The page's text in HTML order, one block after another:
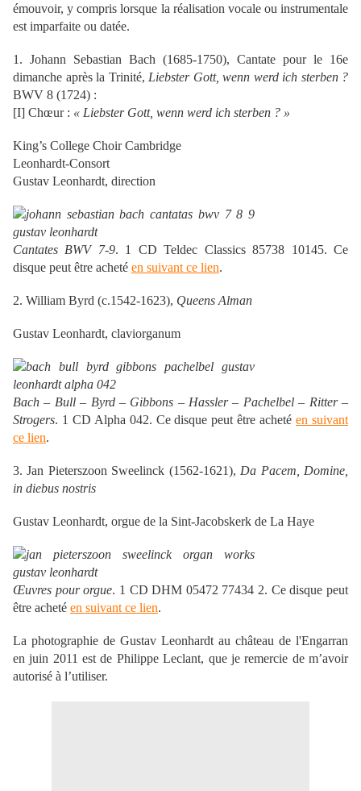
émouvoir, y compris lorsque la réalisation vocale ou instrumentale
est imparfaite ou datée.
1. Johann Sebastian Bach (1685-1750), Cantate pour le 16e
dimanche après la Trinité, Liebster Gott, wenn werd ich sterben ?
BWV 8 (1724) :
[I] Chœur : « Liebster Gott, wenn werd ich sterben ? »
King’s College Choir Cambridge
Leonhardt-Consort
Gustav Leonhardt, direction
Cantates BWV 7-9. 1 CD Teldec Classics 85738 10145. Ce
disque peut être acheté en suivant ce lien.
2. William Byrd (c.1542-1623), Queens Alman
Gustav Leonhardt, claviorganum
Bach – Bull – Byrd – Gibbons – Hassler – Pachelbel – Ritter –
Strogers. 1 CD Alpha 042. Ce disque peut être achetéen suivant
ce lien.
3. Jan Pieterszoon Sweelinck (1562-1621), Da Pacem, Domine,
in diebus nostris
Gustav Leonhardt, orgue de la Sint-Jacobskerk de La Haye
Œuvres pour orgue. 1 CD DHM 05472 77434 2. Ce disque peut
être acheté en suivant ce lien.
La photographie de Gustav Leonhardt au château de l'Engarran
en juin 2011 est de Philippe Leclant, que je remercie de m’avoir
autorisé à l’utiliser.